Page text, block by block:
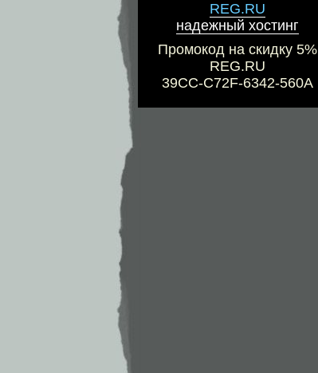
REG.RU
надежный хостинг
Промокод на скидку 5%
REG.RU
39CC-C72F-6342-560A